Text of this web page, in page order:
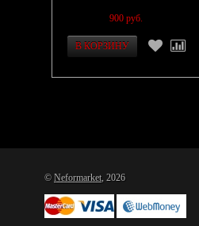
900 руб.
© Neformarket, 2026